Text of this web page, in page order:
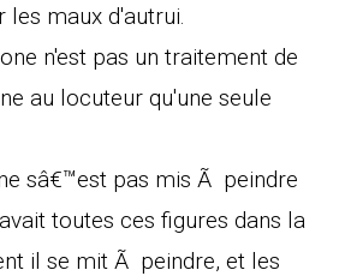
maux d'autrui.
n'est pas un traitement de
au locuteur qu'une seule
sâ€™est pas mis Ã peindre
toutes ces figures dans la
il se mit Ã peindre, et les